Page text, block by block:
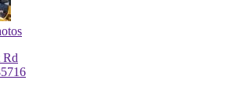
Rd